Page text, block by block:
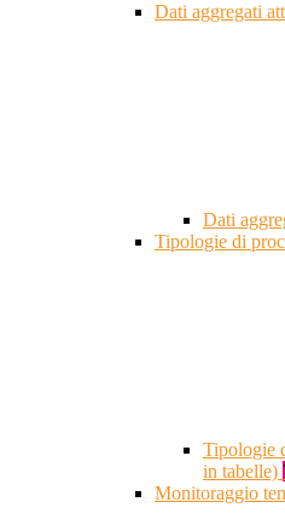
Dati aggregati
Dati
Tipologie di
Tipologie
in tabelle)
Monitoraggio